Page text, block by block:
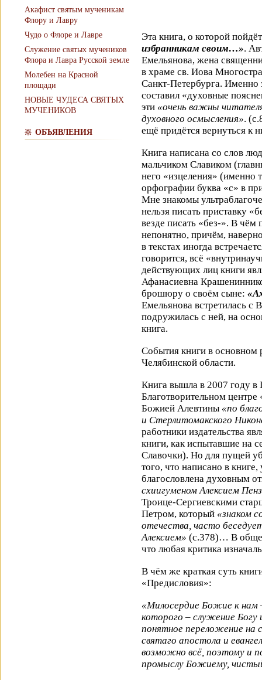
Акафист святым мученикам
Флору и Лавру
Чудо о Флоре и Лавре
Служение святых мучеников
Флора и Лавра Русской земле
Молебен на Красной
площади
НОВЫЕ ЧУДЕСА СВЯТЫХ
МУЧЕНИКОВ
ОБЪЯВЛЕНИЯ
Эта книга, о которой
избранникам своим…».
Емельянова, жена
в храме св. Иова
Санкт-Петербурга. Именно
составил «духовные
эти «очень важны
духовного осмысления».
ещё придётся вернуться к
Книга написана со слов
мальчиком Славиком
него «изцеления» (именно
орфографии буква «с» в
Мне знакомы
нельзя писать приставку
везде писать «без-». В чём
непонятно, причём,
в текстах иногда
говорится, всё
действующих лиц книги
Афанасиевна
брошюру о своём сыне:
Емельянова встретилась с
подружилась с ней, на
книга.
События книги в основном
Челябинской области.
Книга вышла в 2007 году в
Благотворительном
Божией Алевтины «по
и Стерлитомакского
работники издательства
книги, как испытавшие на
Славочки). Но для пущей
того, что написано в
благословлена духовным
схиигуменом Алексием
Троице-Сергиевскими
Петром, который «знаком
отечества, часто
Алексием» (с.378)… В
что любая критика
В чём же краткая суть
«Предисловия»:
«Милосердие Божие к нам
которого – служение
понятное переложение на
святаго апостола и
возможно всё, поэтому и
промыслу Божиему,